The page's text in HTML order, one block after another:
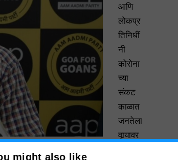
आणि
लोकप्र
तिनिधीं
नी
कोरोना
च्या
संकट
काळात
जनतेला
वार्‍यावर
might also like